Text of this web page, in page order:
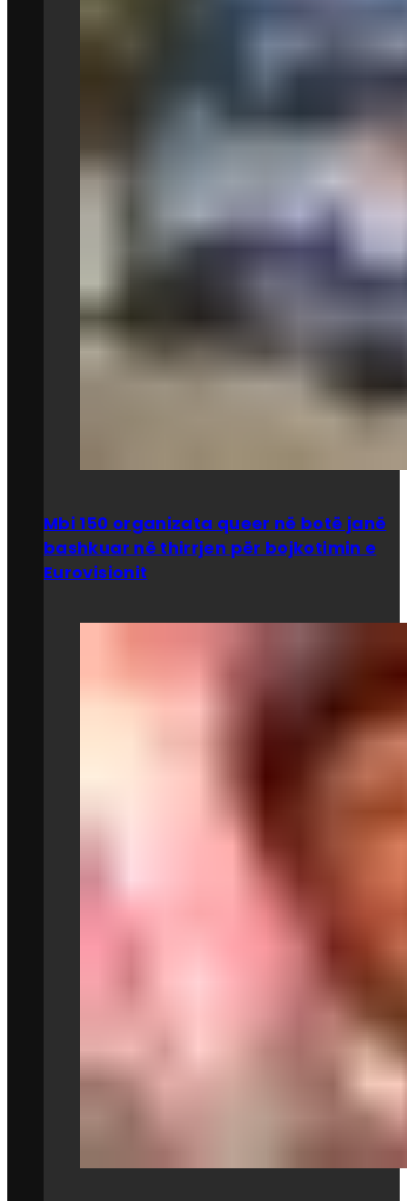
Mbi 150 organizata queer në botë janë
bashkuar në thirrjen për bojkotimin e
Eurovisionit